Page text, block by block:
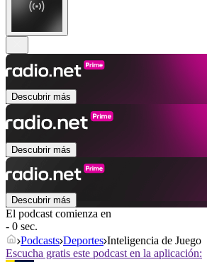
Descubrir más
Descubrir más
Descubrir más
El podcast comienza en
- 0 sec.
Podcasts Deportes Inteligencia de Juego
Escucha gratis este podcast en la aplicación: